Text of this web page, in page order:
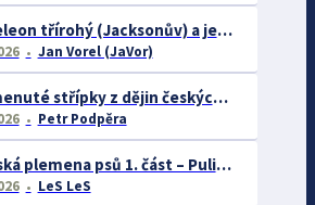
Chameleon třírohý (Jacksonův) a jeho chov
Jan Vorel (JaVor)
Zapomenuté střípky z dějin českých exotářů - 3.část
Petr Podpěra
Maďarská plemena psů 1. část – Puli, Komondor
LeS LeS